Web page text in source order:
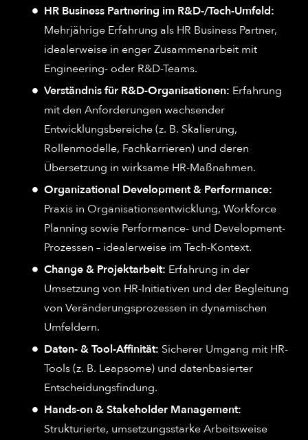
HR Business Partnering im R&D-/Tech-Umfeld:
Mehrjährige Erfahrung als HR Business Partner,
idealerweise in enger Zusammenarbeit mit
Engineering- oder R&D-Teams.
Verständnis für R&D-Organisationen: Erfahrung
mit den Anforderungen wachsender
Entwicklungsbereiche (z. B. Skalierung,
Rollenmodelle, Fachkarrieren) und deren
Übersetzung in wirksame HR-Maßnahmen.
Organizational Development & Performance:
Praxis in Organisationsentwicklung, Workforce
Planning sowie Performance- und Development-
Prozessen – idealerweise im Tech-Kontext.
Change & Projektarbeit: Erfahrung in der
Umsetzung von HR-Initiativen und der Begleitung
von Veränderungsprozessen in dynamischen
Umfeldern.
Daten- & Tool-Affinität: Sicherer Umgang mit HR-
Tools (z. B. Leapsome) und datenbasierter
Entscheidungsfindung.
Hands-on & Stakeholder Management:
Strukturierte, umsetzungsstarke Arbeitsweise